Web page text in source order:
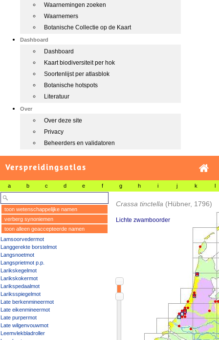
Waarnemingen zoeken
Waarnemers
Botanische Collectie op de Kaart
Dashboard
Dashboard
Kaart biodiversiteit per hok
Soortenlijst per atlasblok
Botanische hotspots
Literatuur
Over
Over deze site
Privacy
Beheerders en validatoren
Verspreidingsatlas
a b c d e f g h i j k l
toon wetenschappelijke namen
verberg synoniemen
toon alleen geaccepteerde namen
Lamsoorvedermot
Langgerekte borstelmot
Langsnoetmot
Langsprietmot p.p.
Larikskegelmot
Larikskokermot
Larikspedaalmot
Lariksspiegelmot
Late berkenmineermot
Late eikenmineermot
Late purpermot
Late wilgenvouwmot
Leemvlekbladroller
Crassa tinctella (Hübner, 1796)
Lichte zwamboorder